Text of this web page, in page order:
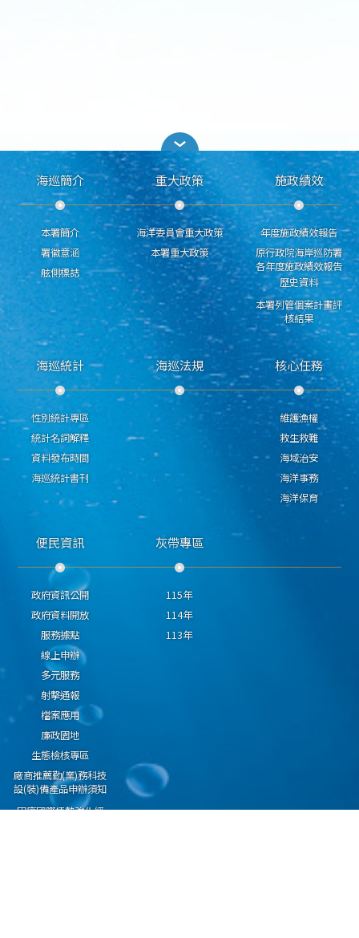
海巡簡介
本署簡介
署徽意涵
舷側標誌
重大政策
海洋委員會重大政策
本署重大政策
施政績效
年度施政績效報告
原行政院海岸巡防署
各年度施政績效報告
歷史資料
本署列管個案計畫評
核結果
海巡統計
性別統計專區
統計名詞解釋
資料發布時間
海巡統計書刊
海巡法規 核心任務
維護漁權
救生救難
海域治安
海洋事務
海洋保育
便民資訊
政府資訊公開
政府資料開放
服務據點
線上申辦
多元服務
射擊通報
檔案應用
廉政園地
生態檢核專區
廠商推薦勤(業)務科技
設(裝)備產品申辦須知
因應國際情勢強化經
灰帶專區
115年
114年
113年